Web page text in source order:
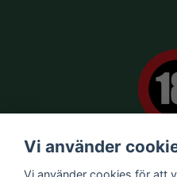
Vi använder
Vi använder cookies för att